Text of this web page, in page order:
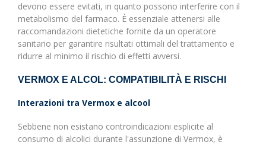
devono essere evitati, in quanto possono interferire con il
metabolismo del farmaco. È essenziale attenersi alle
raccomandazioni dietetiche fornite da un operatore
sanitario per garantire risultati ottimali del trattamento e
ridurre al minimo il rischio di effetti avversi.
VERMOX E ALCOL: COMPATIBILITÀ E RISCHI
Interazioni tra Vermox e alcool
Sebbene non esistano controindicazioni esplicite al
consumo di alcolici durante l'assunzione di Vermox, è